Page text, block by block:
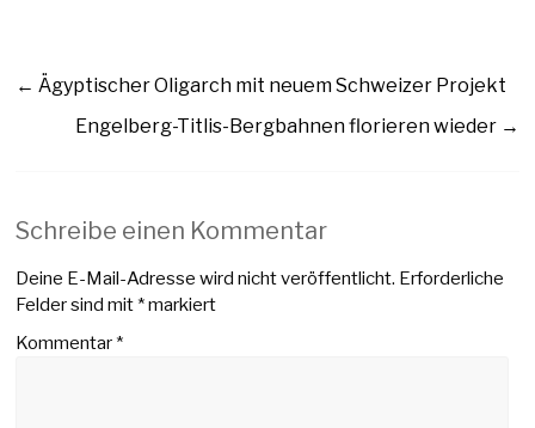
← Ägyptischer Oligarch mit neuem Schweizer Projekt
Engelberg-Titlis-Bergbahnen florieren wieder →
Schreibe einen Kommentar
Deine E-Mail-Adresse wird nicht veröffentlicht. Erforderliche
Felder sind mit*markiert
Kommentar*